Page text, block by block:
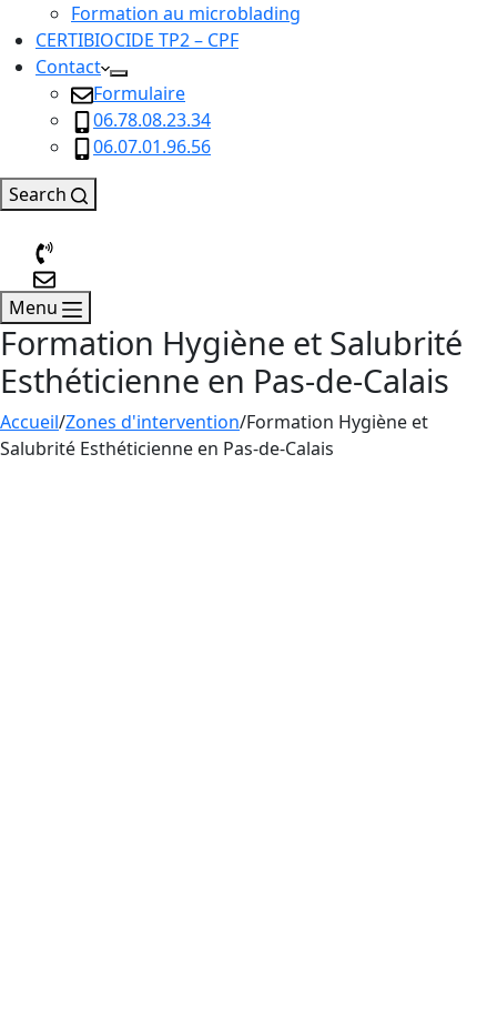
Formation au microblading
CERTIBIOCIDE TP2 – CPF
Contact
Formulaire
06.78.08.23.34
06.07.01.96.56
Search
Menu
Formation Hygiène et Salubrité
Esthéticienne en Pas-de-Calais
Accueil/Zones d'intervention/Formation Hygiène et
Salubrité Esthéticienne en Pas-de-Calais